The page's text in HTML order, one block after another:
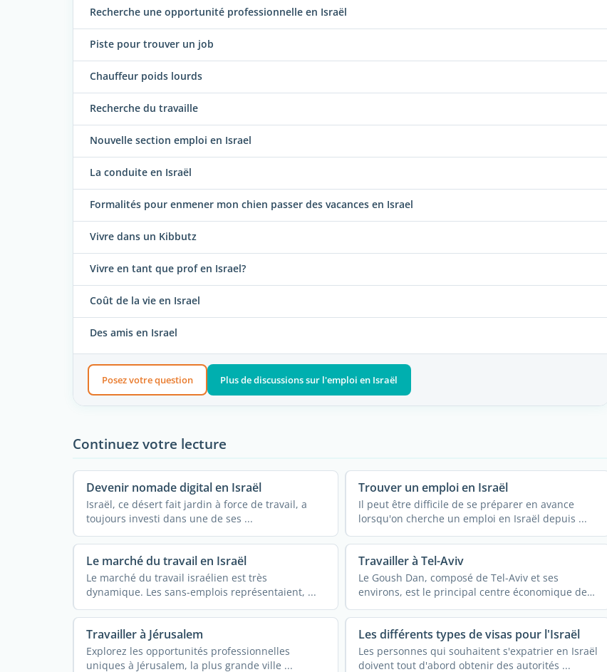
Recherche une opportunité professionnelle en Israël
Piste pour trouver un job
Chauffeur poids lourds
Recherche du travaille
Nouvelle section emploi en Israel
La conduite en Israël
Formalités pour enmener mon chien passer des vacances en Israel
Vivre dans un Kibbutz
Vivre en tant que prof en Israel?
Coût de la vie en Israel
Des amis en Israel
Posez votre question Plus de discussions sur l'emploi en Israël
Continuez votre lecture
Devenir nomade digital en Israël
Israël, ce désert fait jardin à force de travail, a
toujours investi dans une de ses ...
Trouver un emploi en Israël
Il peut être difficile de se préparer en avance
lorsqu'on cherche un emploi en Israël depuis ...
Le marché du travail en Israël
Le marché du travail israélien est très
dynamique. Les sans-emplois représentaient, ...
Travailler à Tel-Aviv
Le Goush Dan, composé de Tel-Aviv et ses
environs, est le principal centre économique de
ce pays ...
Travailler à Jérusalem
Explorez les opportunités professionnelles
uniques à Jérusalem, la plus grande ville ...
Les différents types de visas pour l'Israël
Les personnes qui souhaitent s'expatrier en Israël
doivent tout d'abord obtenir des autorités ...